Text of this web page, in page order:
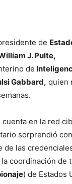
de
J. Pulte,
de
Gabbard, quien
cuenta en la red
sorprendió
de las
coordinación de
) de Estados